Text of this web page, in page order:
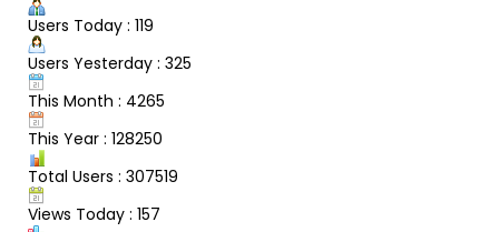
Users Today : 119
Users Yesterday : 325
This Month : 4265
This Year : 128250
Total Users : 307519
Views Today : 157